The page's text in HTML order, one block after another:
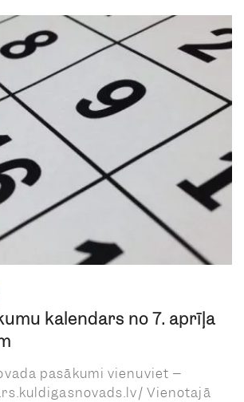
kalendārs no 7. aprīļa
pasākumi vienuviet –
Vienotajā